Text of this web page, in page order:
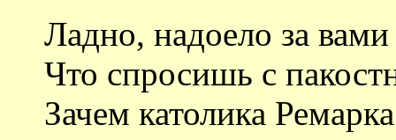
Ладно, надоело за
Что спросишь с
Зачем католика